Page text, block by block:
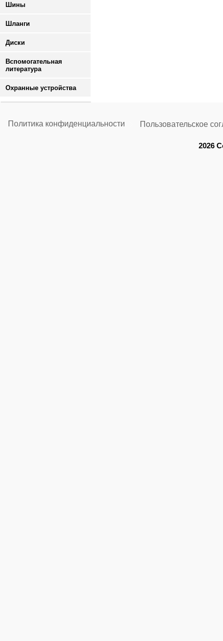
Шины
Шланги
Диски
Вспомогательная
литература
Охранные устройства
Политика конфиденциальности Пользовательское
2026